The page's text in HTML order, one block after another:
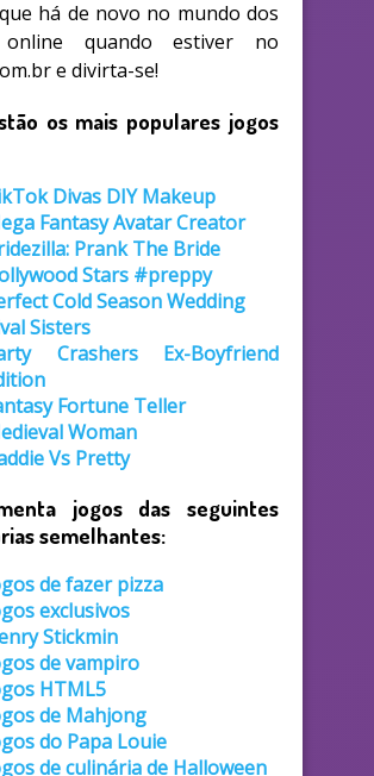
há de novo no mundo dos
quando estiver no
e divirta-se!
os mais populares jogos
Divas DIY Makeup
Fantasy Avatar Creator
Prank The Bride
Stars #preppy
Cold Season Wedding
Sisters
Crashers Ex-Boyfriend
Fortune Teller
Woman
Vs Pretty
jogos das seguintes
semelhantes:
de fazer pizza
exclusivos
Stickmin
de vampiro
HTML5
de Mahjong
do Papa Louie
de culinária de Halloween